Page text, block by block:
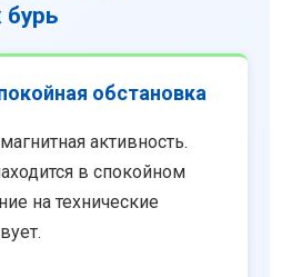
бурь
обстановка
активность.
в спокойном
на технические